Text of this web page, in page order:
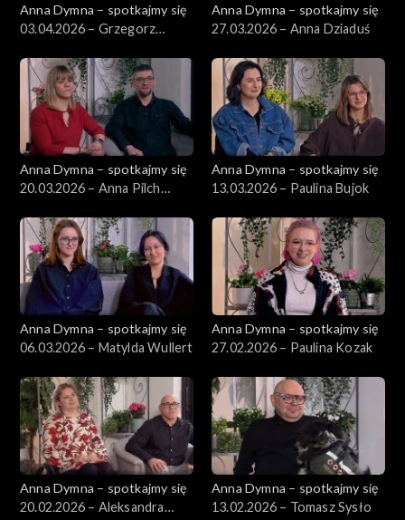
Anna Dymna – spotkajmy się
03.04.2026 – Grzegorz
Anna Dymna – spotkajmy się
27.03.2026 – Anna Dziaduś
Anna Dymna – spotkajmy się
20.03.2026 – Anna Pilch
Anna Dymna – spotkajmy się
13.03.2026 – Paulina Bujok
Anna Dymna – spotkajmy się
06.03.2026 – Matylda Wullert
Anna Dymna – spotkajmy się
27.02.2026 – Paulina Kozak
Anna Dymna – spotkajmy się
20.02.2026 – Aleksandra
Anna Dymna – spotkajmy się
13.02.2026 – Tomasz Sysło